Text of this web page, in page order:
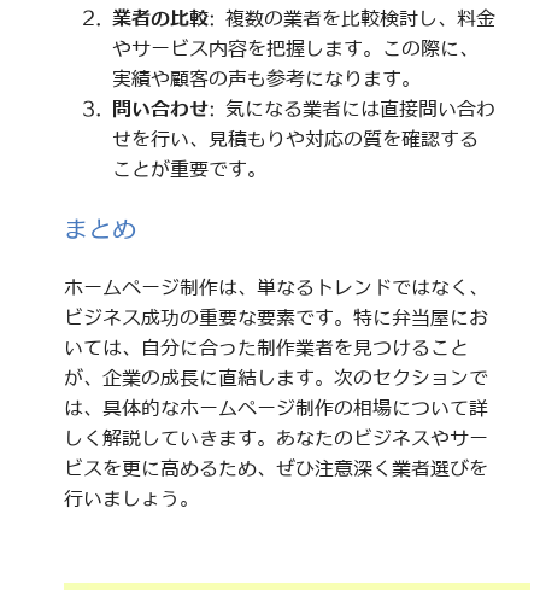
業者の比較: 複数の業者を比較検討し、料金
やサービス内容を把握します。この際に、
実績や顧客の声も参考になります。
問い合わせ: 気になる業者には直接問い合わ
せを行い、見積もりや対応の質を確認する
ことが重要です。
まとめ
ホームページ制作は、単なるトレンドではなく、
ビジネス成功の重要な要素です。特に弁当屋にお
いては、自分に合った制作業者を見つけること
が、企業の成長に直結します。次のセクションで
は、具体的なホームページ制作の相場について詳
しく解説していきます。あなたのビジネスやサー
ビスを更に高めるため、ぜひ注意深く業者選びを
行いましょう。